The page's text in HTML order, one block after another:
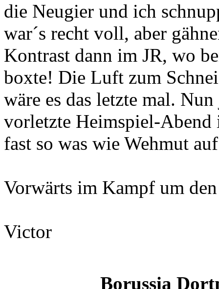
die Neugier und ich
war´s recht voll, aber
Kontrast dann im JR, wo
boxte! Die Luft zum
wäre es das letzte mal.
vorletzte Heimspiel-
fast so was wie Wehmut
Vorwärts im Kampf um
Victor
Borussia